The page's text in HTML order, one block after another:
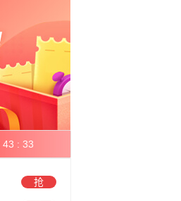
43 : 32
抢